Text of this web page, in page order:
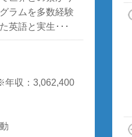
ラムを多数経験
英語と実生･･･
収：3,062,400